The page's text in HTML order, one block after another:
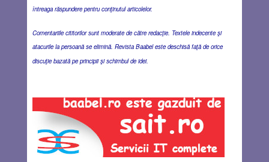
întreaga răspundere pentru conţinutul articolelor.
Comentariile cititorilor sunt moderate de către redacţie. Textele indecente şi
atacurile la persoană se elimină. Revista Baabel este deschisă faţă de orice
discuţie bazată pe principii şi schimbul de idei.